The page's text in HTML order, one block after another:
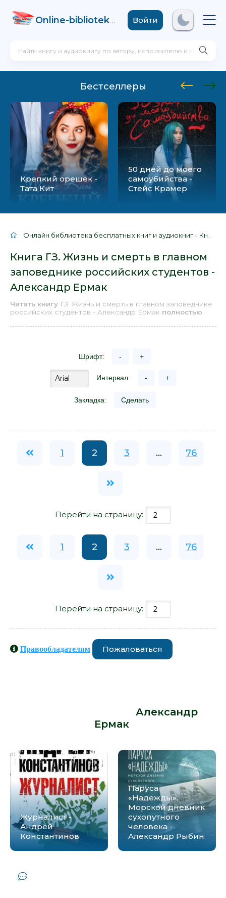
Online-biblioteka .comВойти
Бестселлеры
Крепкий орешек -
Тата Кит
50 дней до моего
самоубийства -
Стейс Крамер
Онлайн библиотека бесплатных книг и аудиокниг » Книги
Книга ГЗ. Жизнь и смерть в главном
заповеднике российских студентов -
Александр Ермак
Читать книгу ГЗ. Жизнь и смерть в главном заповеднике
российских студентов - Александр Ермак полностью
Шрифт: - +
Интервал: - +
Закладка: Сделать
1 2 3 ... 76
Перейти на страницу:
1 2 3 ... 76
Перейти на страницу:
Правообладателям Пожаловаться
Александр
Ермак
Журналист -
Андрей
Константинов
Паруса
«Надежды».
Морской дневник
сухопутного
человека -
Александр Рыбин